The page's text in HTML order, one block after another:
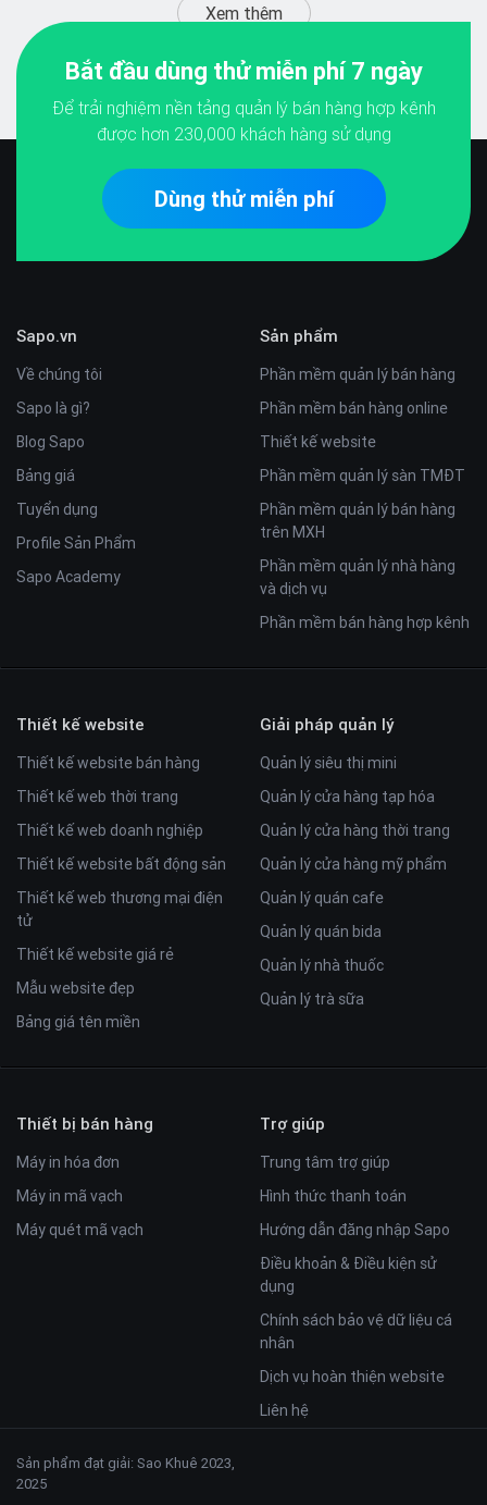
Xem thêm
Bắt đầu dùng thử miễn phí 7 ngày
Để trải nghiệm nền tảng quản lý bán hàng hợp kênh
được hơn 230,000 khách hàng sử dụng
Dùng thử miễn phí
Sapo.vn
Về chúng tôi
Sapo là gì?
Blog Sapo
Bảng giá
Tuyển dụng
Profile Sản Phẩm
Sapo Academy
Sản phẩm
Phần mềm quản lý bán hàng
Phần mềm bán hàng online
Thiết kế website
Phần mềm quản lý sàn TMĐT
Phần mềm quản lý bán hàng
trên MXH
Phần mềm quản lý nhà hàng
và dịch vụ
Phần mềm bán hàng hợp kênh
Thiết kế website
Thiết kế website bán hàng
Thiết kế web thời trang
Thiết kế web doanh nghiệp
Thiết kế website bất động sản
Thiết kế web thương mại điện
tử
Thiết kế website giá rẻ
Mẫu website đẹp
Bảng giá tên miền
Giải pháp quản lý
Quản lý siêu thị mini
Quản lý cửa hàng tạp hóa
Quản lý cửa hàng thời trang
Quản lý cửa hàng mỹ phẩm
Quản lý quán cafe
Quản lý quán bida
Quản lý nhà thuốc
Quản lý trà sữa
Thiết bị bán hàng
Máy in hóa đơn
Máy in mã vạch
Máy quét mã vạch
Trợ giúp
Trung tâm trợ giúp
Hình thức thanh toán
Hướng dẫn đăng nhập Sapo
Điều khoản & Điều kiện sử
dụng
Chính sách bảo vệ dữ liệu cá
nhân
Dịch vụ hoàn thiện website
Liên hệ
Sản phẩm đạt giải: Sao Khuê 2023,
2025